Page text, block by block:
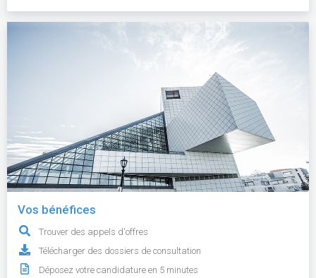
Vos bénéfices
Trouver des appels d'offres
Télécharger des dossiers de consultation
Déposez votre candidature en 5 minutes